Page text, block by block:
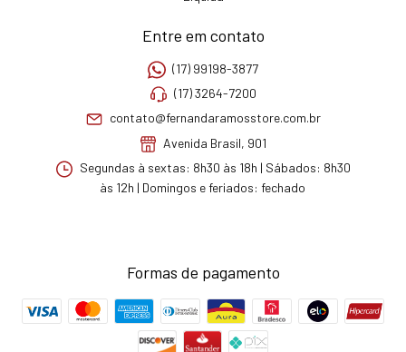
Entre em contato
(17) 99198-3877
(17) 3264-7200
contato@fernandaramosstore.com.br
Avenida Brasil, 901
Segundas à sextas: 8h30 às 18h | Sábados: 8h30
às 12h | Domingos e feriados: fechado
Formas de pagamento